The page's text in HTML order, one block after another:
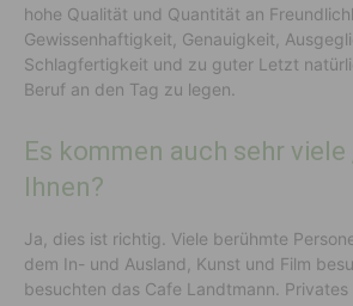
hohe Qualität und Quantität an
Gewissenhaftigkeit, Genauigkeit,
Schlagfertigkeit und zu guter Letzt
Beruf an den Tag zu legen.
Es kommen auch sehr viele
Ihnen?
Ja, dies ist richtig. Viele berühmte
dem In- und Ausland, Kunst und Film
besuchten das Cafe Landtmann.